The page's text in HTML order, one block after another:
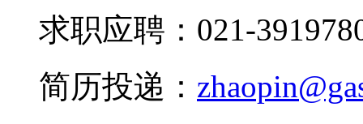
求职应聘：021-
简历投递：